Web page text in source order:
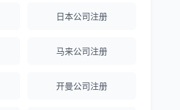
程指导，文件准备非常专
日本公司注册
马来公司注册
开曼公司注册